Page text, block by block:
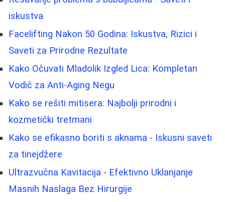
iskustva
Facelifting Nakon 50 Godina: Iskustva, Rizici i
Saveti za Prirodne Rezultate
Kako Očuvati Mladolik Izgled Lica: Kompletan
Vodič za Anti-Aging Negu
Kako se rešiti mitisera: Najbolji prirodni i
kozmetički tretmani
Kako se efikasno boriti s aknama - Iskusni saveti
za tinejdžere
Ultrazvučna Kavitacija - Efektivno Uklanjanje
Masnih Naslaga Bez Hirurgije